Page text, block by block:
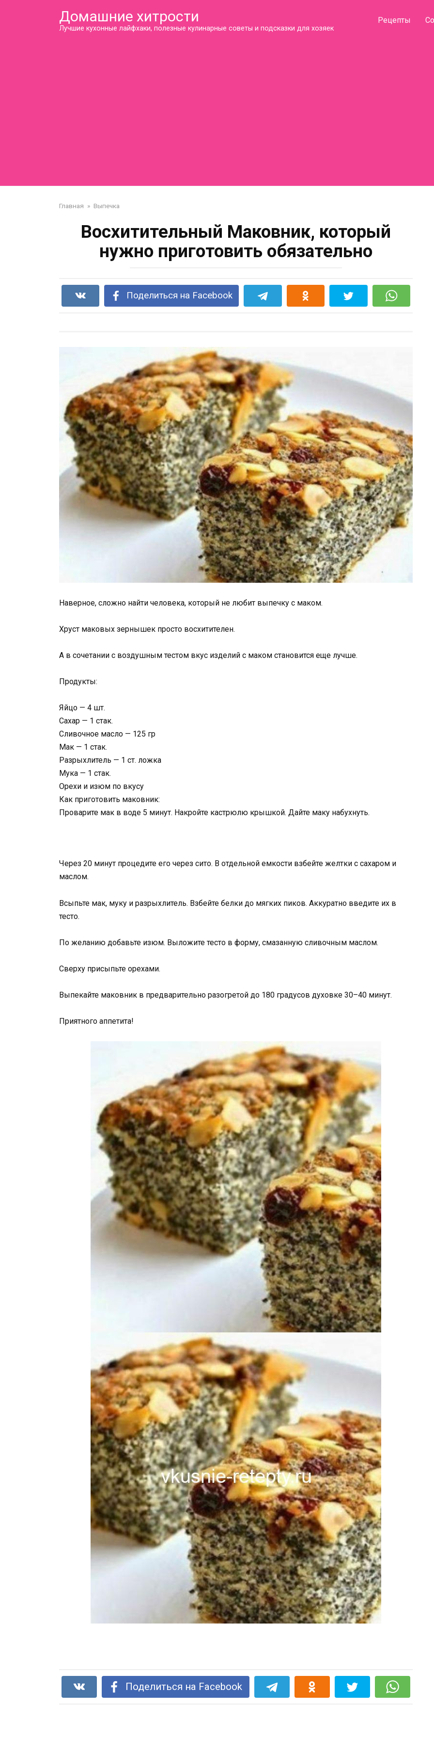
Домашние хитрости
Лучшие кухонные лайфхаки, полезные кулинарные советы и подсказки для хозяек
Рецепты
Главная » Выпечка
Восхитительный Маковник, который
нужно приготовить обязательно
Поделиться на Facebook
Наверное, сложно найти человека, который не любит выпечку с маком.
Хруст маковых зернышек просто восхитителен.
А в сочетании с воздушным тестом вкус изделий с маком становится еще лучше.
Продукты:
Яйцо — 4 шт.
Сахар — 1 стак.
Сливочное масло — 125 гр
Мак — 1 стак.
Разрыхлитель — 1 ст. ложка
Мука — 1 стак.
Орехи и изюм по вкусу
Как приготовить маковник:
Проварите мак в воде 5 минут. Накройте кастрюлю крышкой. Дайте маку набухнуть.
Через 20 минут процедите его через сито. В отдельной емкости взбейте желтки с сахаром и
маслом.
Всыпьте мак, муку и разрыхлитель. Взбейте белки до мягких пиков. Аккуратно введите их в
тесто.
По желанию добавьте изюм. Выложите тесто в форму, смазанную сливочным маслом.
Сверху присыпьте орехами.
Выпекайте маковник в предварительно разогретой до 180 градусов духовке 30–40 минут.
Приятного аппетита!
Поделиться на Facebook